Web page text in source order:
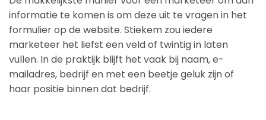
informatie te komen is om deze uit te vragen in het
formulier op de website. Stiekem zou iedere
marketeer het liefst een veld of twintig in laten
vullen. In de praktijk blijft het vaak bij naam, e-
mailadres, bedrijf en met een beetje geluk zijn of
haar positie binnen dat bedrijf.